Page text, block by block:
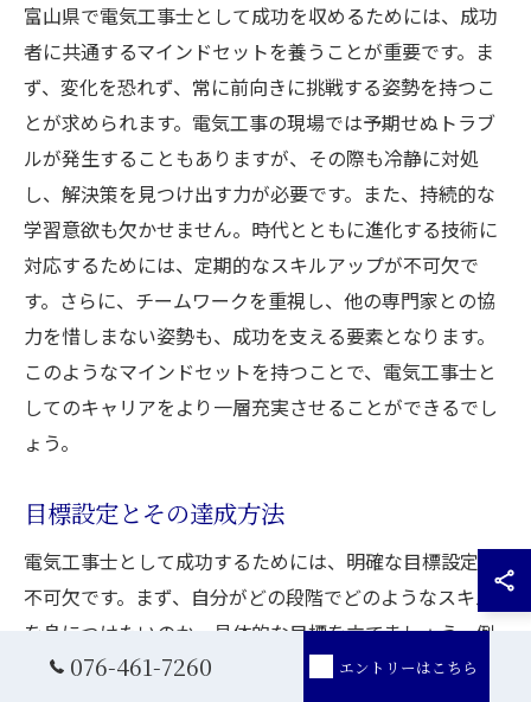
富山県で電気工事士として成功を収めるためには、成功
者に共通するマインドセットを養うことが重要です。ま
ず、変化を恐れず、常に前向きに挑戦する姿勢を持つこ
とが求められます。電気工事の現場では予期せぬトラブ
ルが発生することもありますが、その際も冷静に対処
し、解決策を見つけ出す力が必要です。また、持続的な
学習意欲も欠かせません。時代とともに進化する技術に
対応するためには、定期的なスキルアップが不可欠で
す。さらに、チームワークを重視し、他の専門家との協
力を惜しまない姿勢も、成功を支える要素となります。
このようなマインドセットを持つことで、電気工事士と
してのキャリアをより一層充実させることができるでし
ょう。
目標設定とその達成方法
電気工事士として成功するためには、明確な目標設定が
不可欠です。まず、自分がどの段階でどのようなスキル
を身につけたいのか、具体的な目標を立てましょう。例
えば、資格取得を目指す場合は、必要な勉強時間や参考
076-461-7260 エントリーはこちら